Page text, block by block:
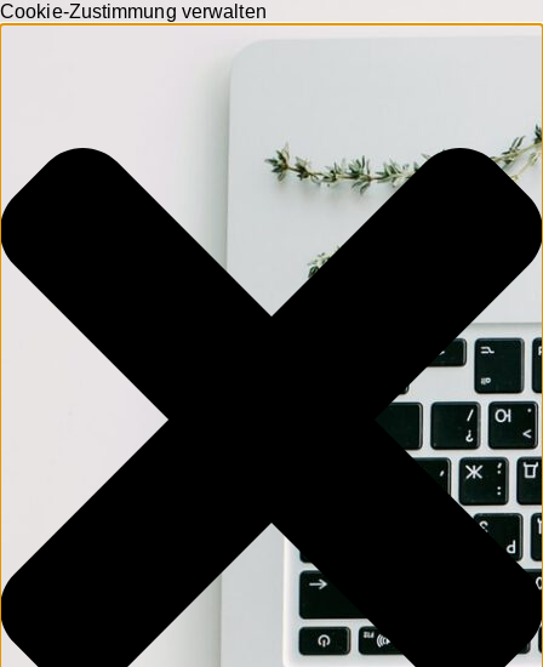
Cookie-Zustimmung verwalten